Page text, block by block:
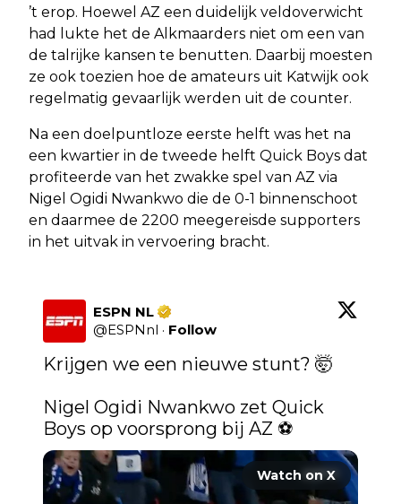
’t erop. Hoewel AZ een duidelijk veldoverwicht
had lukte het de Alkmaarders niet om een van
de talrijke kansen te benutten. Daarbij moesten
ze ook toezien hoe de amateurs uit Katwijk ook
regelmatig gevaarlijk werden uit de counter.
Na een doelpuntloze eerste helft was het na
een kwartier in de tweede helft Quick Boys dat
profiteerde van het zwakke spel van AZ via
Nigel Ogidi Nwankwo die de 0-1 binnenschoot
en daarmee de 2200 meegereisde supporters
in het uitvak in vervoering bracht.
ESPN NL
@ESPNnl · Follow
Krijgen we een nieuwe stunt? 🤯
Nigel Ogidi Nwankwo zet Quick
Boys op voorsprong bij AZ ⚽
Watch on X